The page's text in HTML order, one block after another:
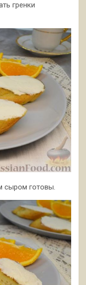
гренки
сыром готовы.